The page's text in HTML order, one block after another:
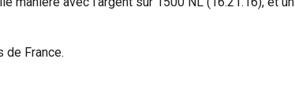
de France.